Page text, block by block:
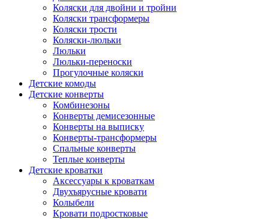
Коляски для двойни и тройни
Коляски трансформеры
Коляски трости
Коляски-люльки
Люльки
Люльки-переноски
Прогулочные коляски
Детские комоды
Детские конверты
Комбинезоны
Конверты демисезонные
Конверты на выписку
Конверты-трансформеры
Спальные конверты
Теплые конверты
Детские кроватки
Аксессуары к кроваткам
Двухъярусные кровати
Колыбели
Кровати подростковые